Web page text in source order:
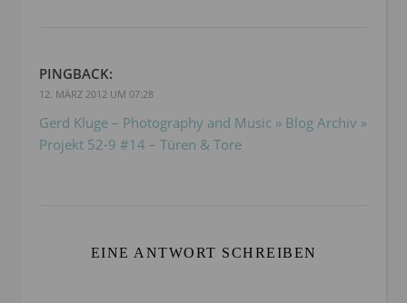
PINGBACK:
12. MÄRZ 2012 UM 07:28
Gerd Kluge – Photography and Music » Blog Archiv »
Projekt 52-9 #14 – Türen & Tore
EINE ANTWORT SCHREIBEN